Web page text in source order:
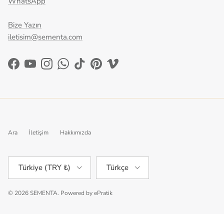
Bize Yazın
iletisim@sementa.com
Facebook
YouTubeInstagramWhatsApp
TikTokPinterestVimeo
Ara İletişim Hakkımızda
Türkiye (TRY ₺) Türkçe
© 2026SEMENTA. Powered byePratik